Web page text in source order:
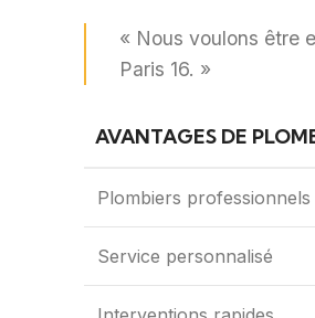
« Nous voulons être
Paris 16. »
AVANTAGES DE
Plombiers professionnels
Service personnalisé